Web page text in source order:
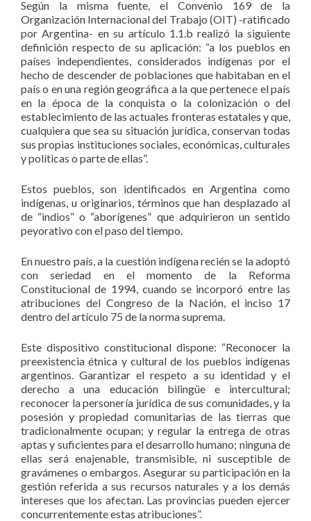
Según la misma fuente, el Convenio 169 de la
Organización Internacional del Trabajo (OIT) -ratificado
por Argentina- en su artículo 1.1.b realizó la siguiente
definición respecto de su aplicación:​ “a los pueblos en
países independientes, considerados indígenas por el
hecho de descender de poblaciones que habitaban en el
país o en una región geográfica a la que pertenece el país
en la época de la conquista o la colonización o del
establecimiento de las actuales fronteras estatales y que,
cualquiera que sea su situación jurídica, conservan todas
sus propias instituciones sociales, económicas, culturales
y políticas o parte de ellas”.
Estos pueblos, son identificados en Argentina como
indígenas, u originarios, términos que han desplazado al
de “indios” o “aborígenes” que adquirieron un sentido
peyorativo con el paso del tiempo.
En nuestro país, a la cuestión indígena recién se la adoptó
con seriedad en el momento de la Reforma
Constitucional de 1994, cuando se incorporó entre las
atribuciones del Congreso de la Nación, el inciso 17
dentro del artículo 75 de la norma suprema.
Este dispositivo constitucional dispone: “Reconocer la
preexistencia étnica y cultural de los pueblos indígenas
argentinos. Garantizar el respeto a su identidad y el
derecho a una educación bilingüe e intercultural;
reconocer la personería jurídica de sus comunidades, y la
posesión y propiedad comunitarias de las tierras que
tradicionalmente ocupan; y regular la entrega de otras
aptas y suficientes para el desarrollo humano; ninguna de
ellas será enajenable, transmisible, ni susceptible de
gravámenes o embargos. Asegurar su participación en la
gestión referida a sus recursos naturales y a los demás
intereses que los afectan. Las provincias pueden ejercer
concurrentemente estas atribuciones”.